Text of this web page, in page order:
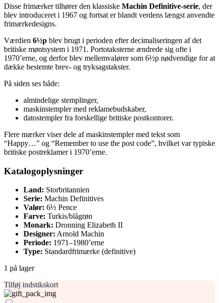
Disse frimærker tilhører den klassiske Machin Definitive-serie, der
blev introduceret i 1967 og fortsat er blandt verdens længst anvendte
frimærkedesigns.
Værdien 6½p blev brugt i perioden efter decimaliseringen af det
britiske møntsystem i 1971. Portotaksterne ændrede sig ofte i
1970’erne, og derfor blev mellemvalører som 6½p nødvendige for at
dække bestemte brev- og tryksagstakster.
På siden ses både:
almindelige stemplinger,
maskinstempler med reklamebudskaber,
datostempler fra forskellige britiske postkontorer.
Flere mærker viser dele af maskinstempler med tekst som
“Happy…” og “Remember to use the post code”, hvilket var typiske
britiske postreklamer i 1970’erne.
Katalogoplysninger
Land: Storbritannien
Serie: Machin Definitives
Valør: 6½ Pence
Farve: Turkis/blågrøn
Monark: Dronning Elizabeth II
Designer: Arnold Machin
Periode: 1971–1980’erne
Type: Standardfrimærke (definitive)
1 på lager
Tilføj indstikskort